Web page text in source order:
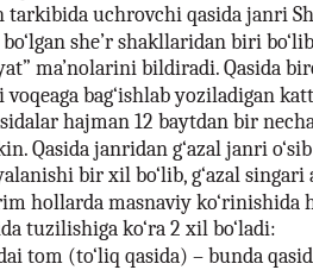
tarkibida uchrovchi qasida janri
she’r shakllaridan biri
ma’nolarini bildiradi. Qasida
bag‘ishlab yoziladigan
hajman 12 baytdan bir
Qasida janridan g‘azal janri
bir xil bo‘lib, g‘azal singari
hollarda masnaviy ko‘rinishida
tuzilishiga ko‘ra 2 xil bo‘ladi:
tom (to‘liq qasida) – bunda